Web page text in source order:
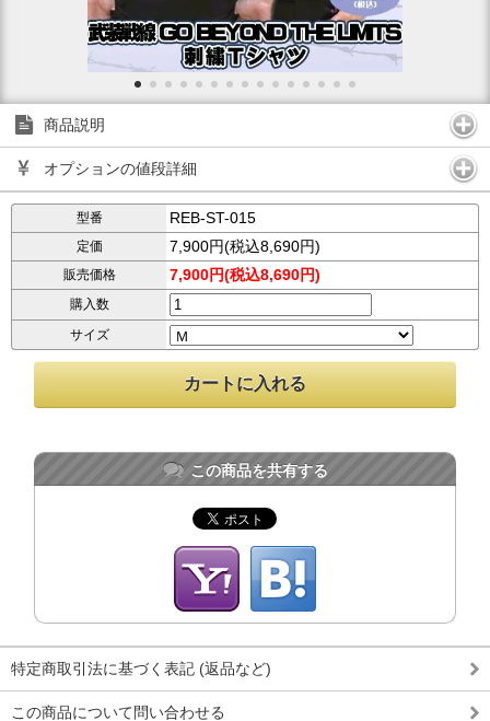
商品説明
オプションの値段詳細
型番 REB-ST-015
定価 7,900円(税込8,690円)
販売価格 7,900円(税込8,690円)
購入数
サイズ
この商品を共有する
特定商取引法に基づく表記 (返品など)
この商品について問い合わせる